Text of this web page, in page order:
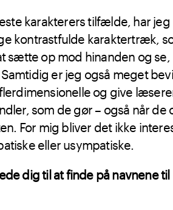
karakterers tilfælde, har
kontrastfulde karaktertræk,
sætte op mod hinanden og
er jeg også meget
og give
som de gør – også når
For mig bliver det ikke
eller usympatiske.
dig til at finde på navnene